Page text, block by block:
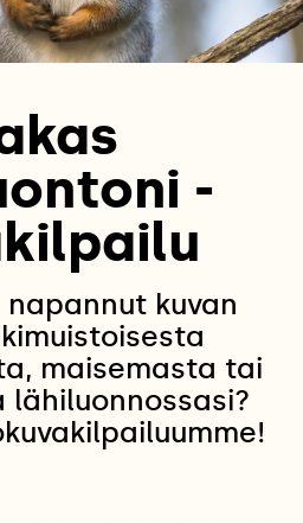
-
kuvan
maisemasta tai
lähiluonnossasi?